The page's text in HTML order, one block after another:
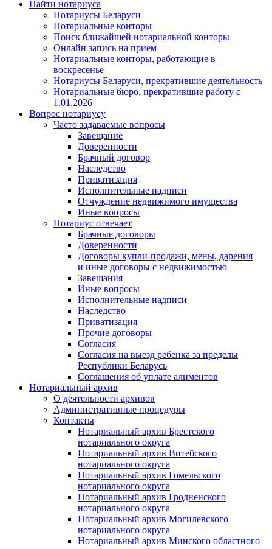
Найти нотариуса
Нотариусы Беларуси
Нотариальные конторы
Поиск ближайшей нотариальной конторы
Онлайн запись на прием
Нотариальные конторы, работающие в
воскресенье
Нотариусы Беларуси, прекратившие деятельность
Нотариальные бюро, прекратившие работу с
1.01.2026
Вопрос нотариусу
Часто задаваемые вопросы
Завещание
Доверенности
Брачный договор
Наследство
Приватизация
Исполнительные надписи
Отчуждение недвижимого имущества
Иные вопросы
Нотариус отвечает
Брачные договоры
Доверенности
Договоры купли-продажи, мены, дарения
и иные договоры с недвижимостью
Завещания
Иные вопросы
Исполнительные надписи
Наследство
Приватизация
Прочие договоры
Согласия
Согласия на выезд ребенка за пределы
Республики Беларусь
Соглашения об уплате алиментов
Нотариальный архив
О деятельности архивов
Административные процедуры
Контакты
Нотариальный архив Брестского
нотариального округа
Нотариальный архив Витебского
нотариального округа
Нотариальный архив Гомельского
нотариального округа
Нотариальный архив Гродненского
нотариального округа
Нотариальный архив Могилевского
нотариального округа
Нотариальный архив Минского областного